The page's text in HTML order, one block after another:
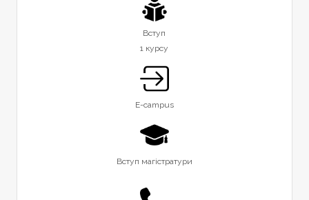
Вступ
1 курсу
E-campus
Вступ магістратури